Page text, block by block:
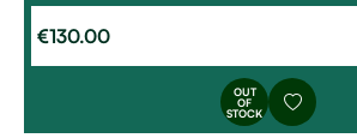
€130.00
OUT
OF
STOCK